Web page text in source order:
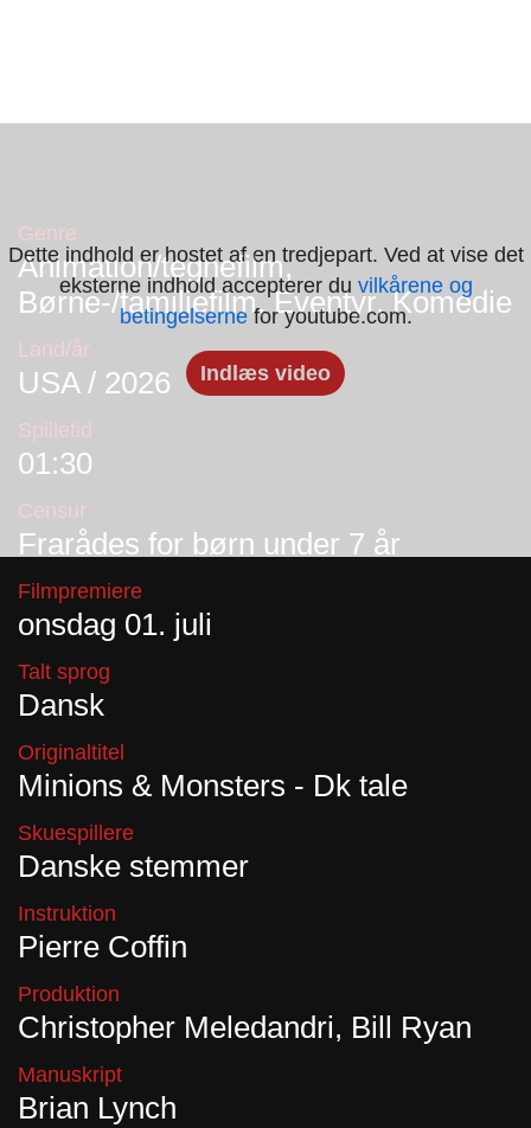
Dette indhold er hostet af en tredjepart. Ved at vise det
eksterne indhold accepterer du vilkårene og
betingelsernefor youtube.com.
Indlæs video
Genre
Animation/tegnefilm,
Børne-/familiefilm, Eventyr, Komedie
Land/år
USA / 2026
Spilletid
01:30
Censur
Frarådes for børn under 7 år
Filmpremiere
onsdag 01. juli
Talt sprog
Dansk
Originaltitel
Minions & Monsters - Dk tale
Skuespillere
Danske stemmer
Instruktion
Pierre Coffin
Produktion
Christopher Meledandri, Bill Ryan
Manuskript
Brian Lynch